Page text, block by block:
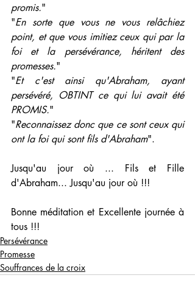
promis."
"En sorte que vous ne vous relâchiez
point, et que vous imitiez ceux qui par la
foi et la persévérance, héritent des
promesses."
"Et c'est ainsi qu'Abraham, ayant
persévéré, OBTINT ce qui lui avait été
PROMIS."
"Reconnaissez donc que ce sont ceux qui
ont la foi qui sont fils d'Abraham".
Jusqu'au jour où ... Fils et Fille
d'Abraham... Jusqu'au jour où !!!
Bonne méditation et Excellente journée à
tous !!!
Persévérance
Promesse
Souffrances de la croix